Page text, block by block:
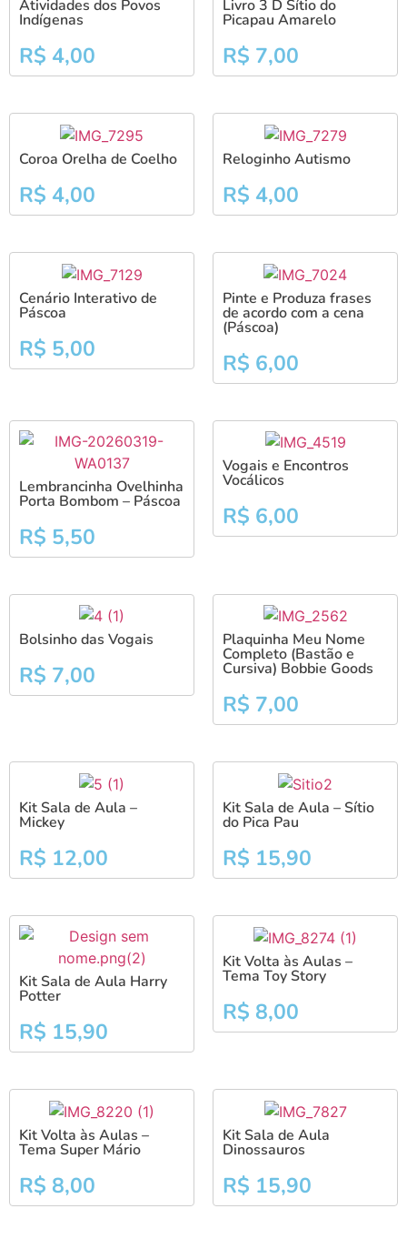
Atividades dos Povos
Indígenas
R$ 4,00
Livro 3 D Sítio do
Picapau Amarelo
R$ 7,00
Coroa Orelha de Coelho
R$ 4,00
Reloginho Autismo
R$ 4,00
Cenário Interativo de
Páscoa
R$ 5,00
Pinte e Produza frases
de acordo com a cena
(Páscoa)
R$ 6,00
Lembrancinha Ovelhinha
Porta Bombom – Páscoa
R$ 5,50
Vogais e Encontros
Vocálicos
R$ 6,00
Bolsinho das Vogais
R$ 7,00
Plaquinha Meu Nome
Completo (Bastão e
Cursiva) Bobbie Goods
R$ 7,00
Kit Sala de Aula –
Mickey
R$ 12,00
Kit Sala de Aula – Sítio
do Pica Pau
R$ 15,90
Kit Sala de Aula Harry
Potter
R$ 15,90
Kit Volta às Aulas –
Tema Toy Story
R$ 8,00
Kit Volta às Aulas –
Tema Super Mário
R$ 8,00
Kit Sala de Aula
Dinossauros
R$ 15,90